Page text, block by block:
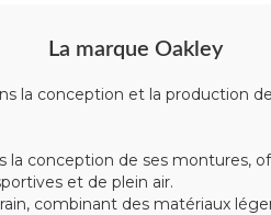
La marque Oakley
la conception et la production
conception de ses
et de plein air.
combinant des matériaux